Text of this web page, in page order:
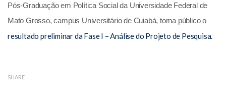
Pós-Graduação em Política Social da Universidade Federal de
Mato Grosso, campus Universitário de Cuiabá, torna público o
resultado preliminar da Fase I – Análise do Projeto de Pesquisa.
SHARE